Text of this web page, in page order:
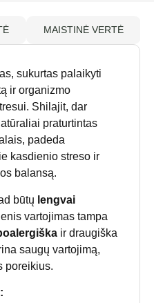
MAISTINĖ VERTĖ
sukurtas palaikyti
ir organizmo
Shilajit, dar
praturtintas
padeda
kasdienio streso ir
balansą.
būtų lengvai
vartojimas tampa
ir draugiška
saugų vartojimą,
poreikius.